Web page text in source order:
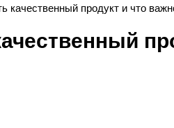
качественный продукт и что